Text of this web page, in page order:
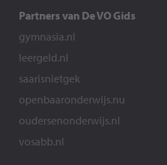
Partners van De VO Gids
gymnasia.nl
leergeld.nl
saarisnietgek
openbaaronderwijs.nu
oudersenonderwijs.nl
vosabb.nl